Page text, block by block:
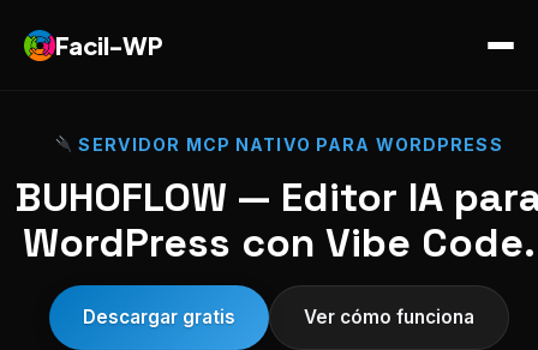
Facil-WP
SERVIDOR MCP NATIVO PARA WORDPRESS
BUHOFLOW — Editor IA
WordPress con Vibe Code.
Descargar gratis Ver cómo funciona